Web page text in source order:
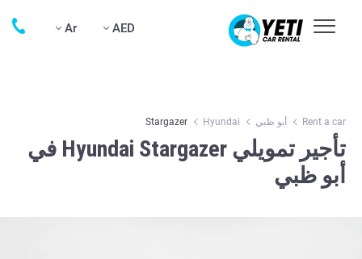
AED
Ar
Rent a car أبو ظبي Hyundai
Stargazer
تأجير تمويلي Hyundai Stargazer في
أبو ظبي